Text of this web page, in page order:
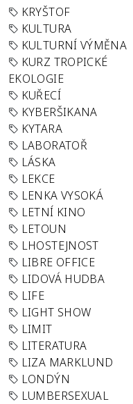
KRYŠTOF
KULTURA
KULTURNÍ VÝMĚNA
KURZ TROPICKÉ
EKOLOGIE
KUŘECÍ
KYBERŠIKANA
KYTARA
LABORATOŘ
LÁSKA
LEKCE
LENKA VYSOKÁ
LETNÍ KINO
LETOUN
LHOSTEJNOST
LIBRE OFFICE
LIDOVÁ HUDBA
LIFE
LIGHT SHOW
LIMIT
LITERATURA
LIZA MARKLUND
LONDÝN
LUMBERSEXUAL